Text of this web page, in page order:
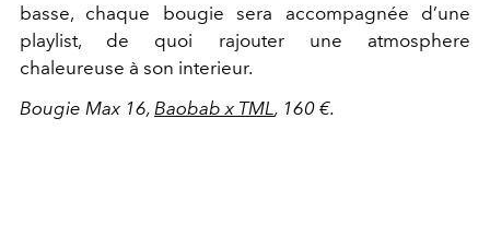
basse, chaque bougie sera accompagnée d’une
playlist, de quoi rajouter une atmosphere
chaleureuse à son interieur.
Bougie Max 16, Baobab x TML , 160 €.